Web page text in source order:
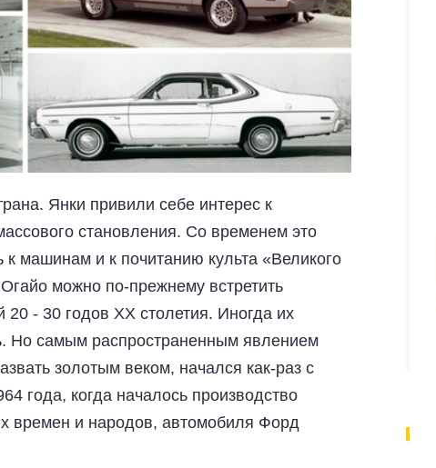
Янки привили себе интерес к
становления. Со временем это
машинам и к почитанию культа «Великого
можно по-прежнему встретить
- 30 годов XX столетия. Иногда их
Но самым распространенным явлением
золотым веком, начался как-раз с
года, когда началось производство
времен и народов, автомобиля Форд